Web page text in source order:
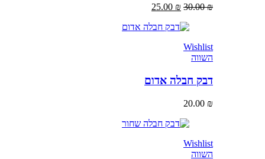
30.00
25.00₪
Wishlist
דבק חבלה אדום
20.00
Wishlist